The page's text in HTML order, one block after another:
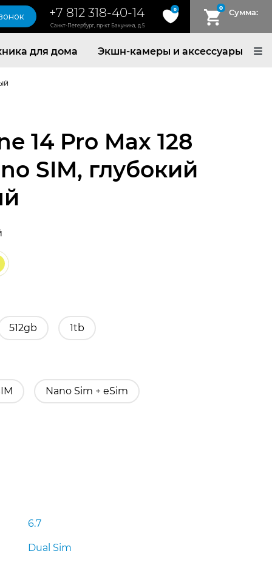
+7 812 318-40-14
Санкт-Петербург, пр-кт Бакунина, д.5
0 0 Сумма:
для дома Экшн-камеры и аксессуары
14 Pro Max 128
SIM, глубокий
512gb 1tb
Nano Sim + eSim
6.7
Dual Sim